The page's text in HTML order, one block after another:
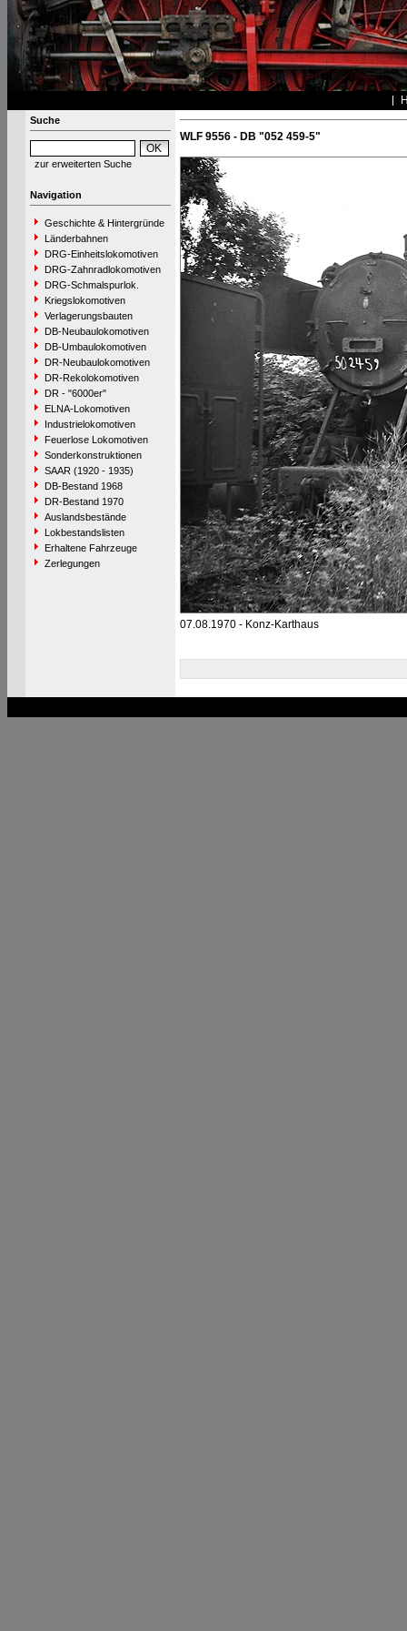
Suche
zur erweiterten Suche
Navigation
Geschichte & Hintergründe
Länderbahnen
DRG-Einheitslokomotiven
DRG-Zahnradlokomotiven
DRG-Schmalspurlok.
Kriegslokomotiven
Verlagerungsbauten
DB-Neubaulokomotiven
DB-Umbaulokomotiven
DR-Neubaulokomotiven
DR-Rekolokomotiven
DR - "6000er"
ELNA-Lokomotiven
Industrielokomotiven
Feuerlose Lokomotiven
Sonderkonstruktionen
SAAR (1920 - 1935)
DB-Bestand 1968
DR-Bestand 1970
Auslandsbestände
Lokbestandslisten
Erhaltene Fahrzeuge
Zerlegungen
WLF 9556 - DB "052 459-5"
07.08.1970 - Konz-Karthaus